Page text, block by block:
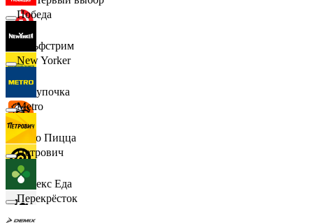
Гольфстрим
Покупочка
Додо Пицца
Яндекс Еда
Победа
New Yorker
Metro
Петрович
Перекрёсток